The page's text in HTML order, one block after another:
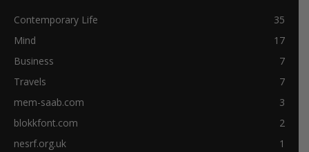
Contemporary Life
35
Mind
17
Business
7
Travels
7
mem-saab.com
3
blokkfont.com
2
nesrf.org.uk
1